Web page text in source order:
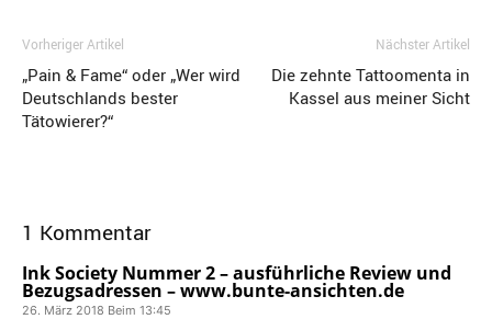
Vorheriger Artikel
„Pain & Fame“ oder „Wer wird
Deutschlands bester
Tätowierer?“
Nächster Artikel
Die zehnte Tattoomenta in
Kassel aus meiner Sicht
1 Kommentar
Ink Society Nummer 2 – ausführliche Review und
Bezugsadressen – www.bunte-ansichten.de
26. März 2018 Beim 13:45